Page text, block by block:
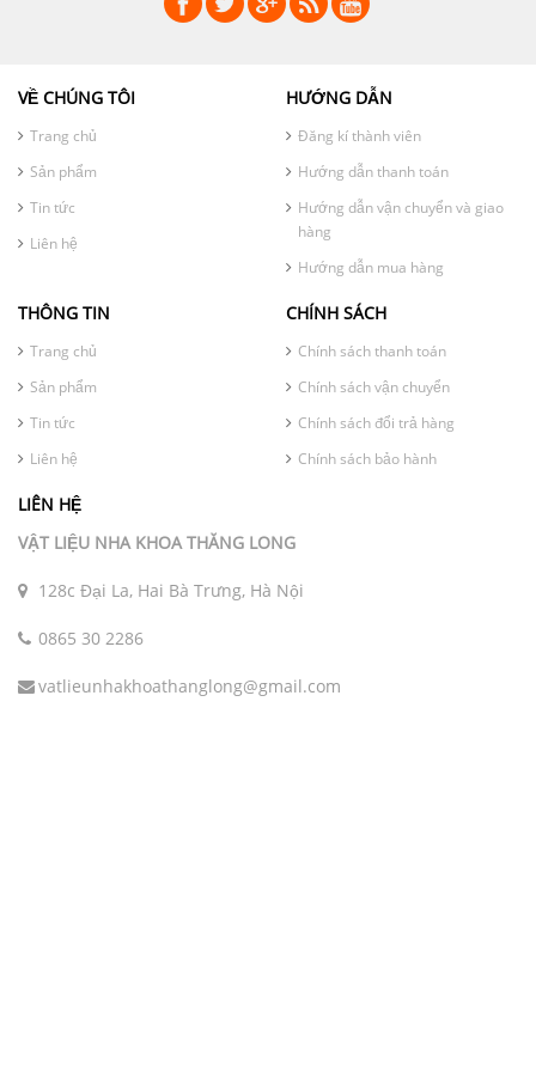
VỀ CHÚNG TÔI
Trang chủ
Sản phẩm
Tin tức
Liên hệ
HƯỚNG DẪN
Đăng kí thành viên
Hướng dẫn thanh toán
Hướng dẫn vận chuyển và giao
hàng
Hướng dẫn mua hàng
THÔNG TIN
Trang chủ
Sản phẩm
Tin tức
Liên hệ
CHÍNH SÁCH
Chính sách thanh toán
Chính sách vận chuyển
Chính sách đổi trả hàng
Chính sách bảo hành
LIÊN HỆ
VẬT LIỆU NHA KHOA THĂNG LONG
128c Đại La, Hai Bà Trưng, Hà Nội
0865 30 2286
vatlieunhakhoathanglong@gmail.com